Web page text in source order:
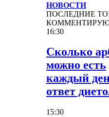
НОВОСТИ
ПОСЛЕДНИЕ
16:30
Сколько
можно есть
каждый
ответ
15:30